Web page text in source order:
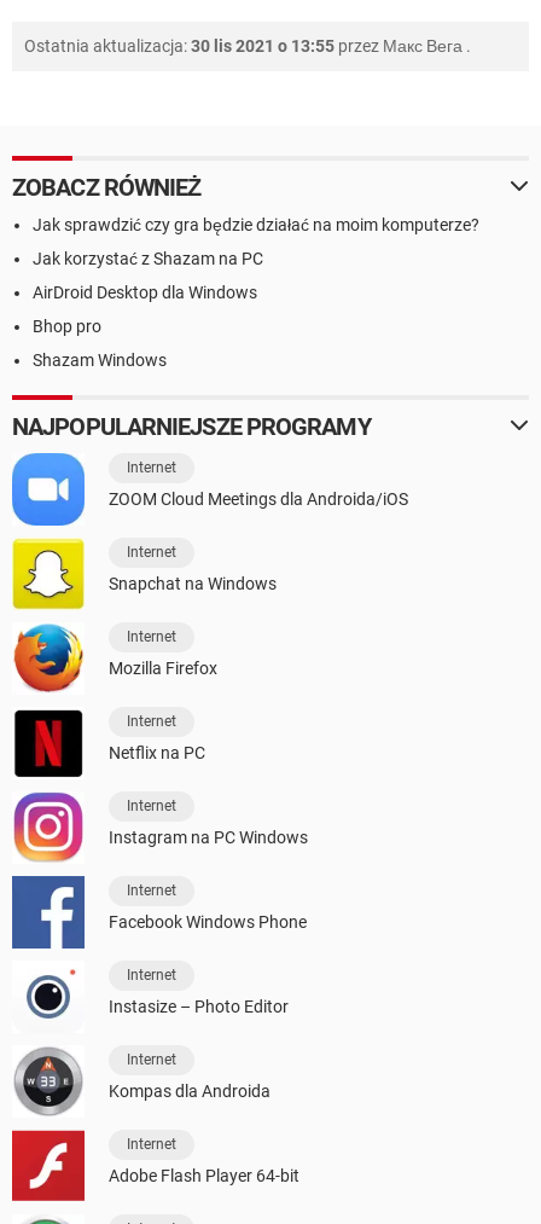
Ostatnia aktualizacja:30 lis 2021 o 13:55 przez Макс Вега .
ZOBACZ RÓWNIEŻ
Jak sprawdzić czy gra będzie działać na moim komputerze?
Jak korzystać z Shazam na PC
AirDroid Desktop dla Windows
Bhop pro
Shazam Windows
NAJPOPULARNIEJSZE PROGRAMY
Internet
ZOOM Cloud Meetings dla Androida/iOS
Internet
Snapchat na Windows
Internet
Mozilla Firefox
Internet
Netflix na PC
Internet
Instagram na PC Windows
Internet
Facebook Windows Phone
Internet
Instasize – Photo Editor
Internet
Kompas dla Androida
Internet
Adobe Flash Player 64-bit